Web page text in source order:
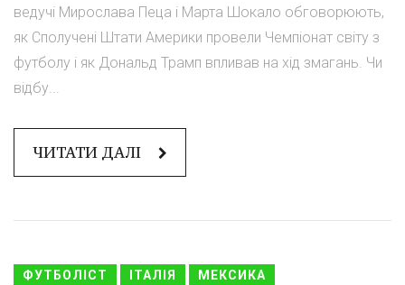
ведучі Мирослава Пеца і Марта Шокало обговорюють,
як Сполучені Штати Америки провели Чемпіонат світу з
футболу і як Дональд Трамп впливав на хід змагань. Чи
відбу...
ЧИТАТИ ДАЛІ
ФУТБОЛІСТ ІТАЛІЯ МЕКСИКА